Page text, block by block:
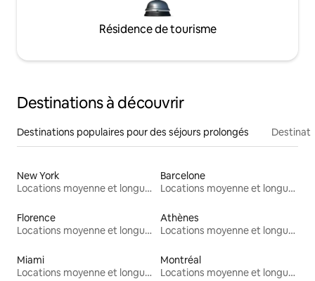
Résidence de tourisme
Destinations à découvrir
Destinations populaires pour des séjours prolongés
New York
Locations moyenne et longue durée
Barcelone
Locations moyenne et longue durée
Florence
Locations moyenne et longue durée
Athènes
Locations moyenne et longue durée
Miami
Locations moyenne et longue durée
Montréal
Locations moyenne et longue durée